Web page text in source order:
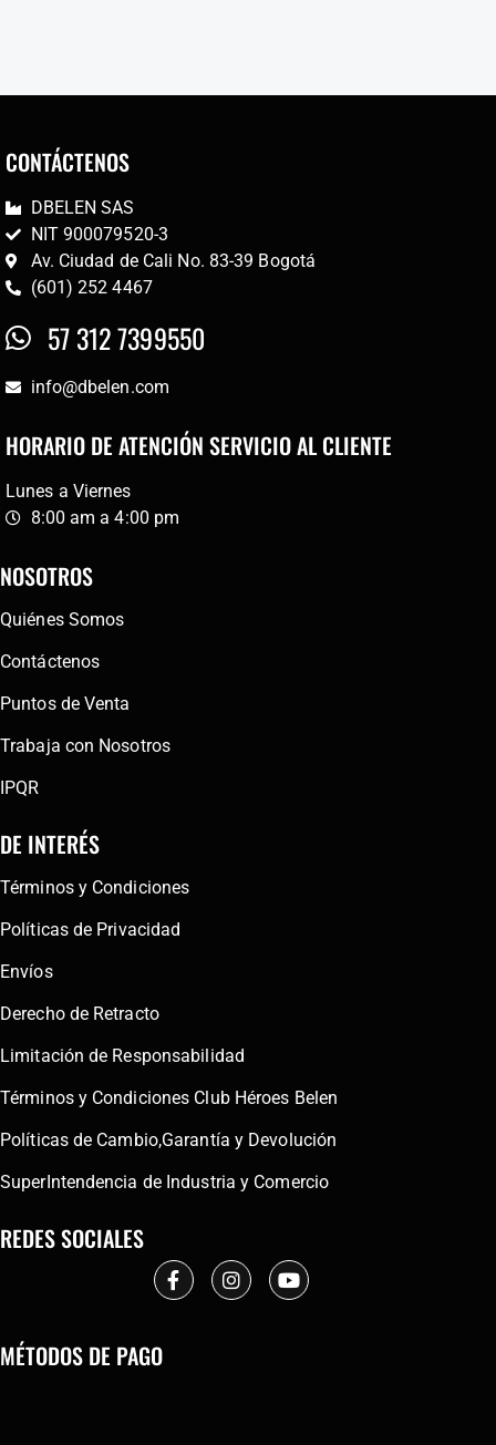
CONTÁCTENOS
DBELEN SAS
NIT 900079520-3
Av. Ciudad de Cali No. 83-39 Bogotá
(601) 252 4467
57 312 7399550
info@dbelen.com
HORARIO DE ATENCIÓN SERVICIO AL CLIENTE
Lunes a Viernes
8:00 am a 4:00 pm
NOSOTROS
Quiénes Somos
Contáctenos
Puntos de Venta
Trabaja con Nosotros
IPQR
DE INTERÉS
Términos y Condiciones
Políticas de Privacidad
Envíos
Derecho de Retracto
Limitación de Responsabilidad
Términos y Condiciones Club Héroes Belen
Políticas de Cambio,Garantía y Devolución
SuperIntendencia de Industria y Comercio
REDES SOCIALES
MÉTODOS DE PAGO